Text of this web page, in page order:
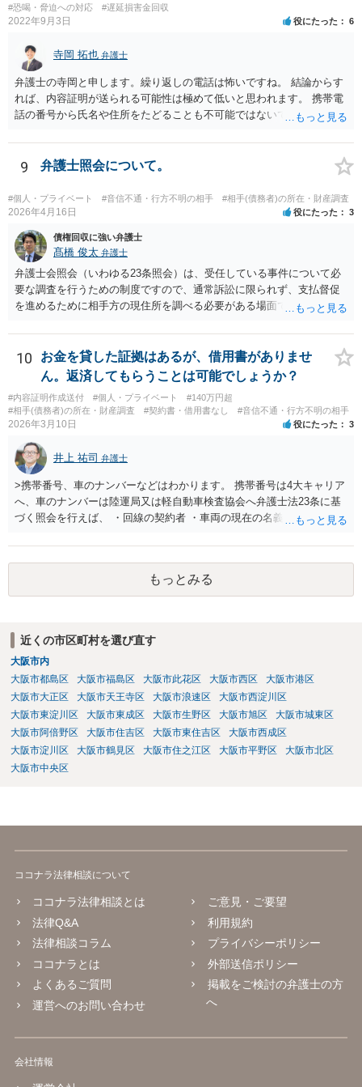
#恐喝・脅迫への対応
#遅延損害金回収
2022年9月3日 役にたった 6
寺岡 拓也 弁護士
弁護士の寺岡と申します。繰り返しの電話は怖いですね。 結論からす
れば、内容証明が送られる可能性は極めて低いと思われます。 携帯電
話の番号から氏名や住所をたどることも不可能ではないですが、発生
弁護士に依頼してそこまでしても結局のところ弁護士費用の方がかさ
み、費用倒れとなってしまいます。 おそらくはキャンセルされた腹い
せとして一種の捨て台詞的に「弁護士」や「内容証明」という言葉を
使っているのでしょう。 可能性という言葉を使う以上、ゼロとは言え
ませんが、気に病む必要はないと思われます。
9 弁護士照会について。
#個人・プライベート #音信不通・行方不明の相手 #相手(債務者)の所在・財産調査
2026年4月16日 役にたった 3
債権回収に強い弁護士
髙橋 俊太 弁護士
弁護士会照会（いわゆる23条照会）は、受任している事件について必
要な調査を行うための制度ですので、通常訴訟に限られず、支払督促
を進めるために相手方の現住所を調べる必要がある場面でも利用が検
は「住所調査だけ単体」で依頼するものではなく、支払督促申立てな
どの事件そのものを弁護士に依頼した上で、その事件処理の一環とし
て行う必要があります。また、23条照会をかければ必ず住所が判明す
るとは限りません。どの情報を手掛かりに、どこに照会するか、照会
先が回答に応じるかによって結果は変わります。したがって、支払督
促の段階でも利用は可能だが、成功するかは事案次第ということにな
護士に「支払督促申立てを前提に住所調査もお願いしたい」と相談す
るのがよいと思われます。
10
お金を貸した証拠はあるが、借用書がありませ
ん。返済してもらうことは可能でしょうか？
#内容証明作成送付 #個人・プライベート
#140万円超
#相手(債務者)の所在・財産調査
#契約書・借用書なし #音信不通・行方不明の相手
2026年3月10日 役にたった 3
井上 祐司 弁護士
>携帯番号、車のナンバーなどはわかります。 携帯番号は4大キャリア
へ、車のナンバーは陸運局又は軽自動車検査協会へ弁護士法23条に基
づく照会を行えば、 ・回線の契約者 ・車両の現在の名義人 は、分か
義人であれば住所の特定につながりますが、 ・元彼・元カノ名義の回
線を使用している ・友人の車を借りたり名義残りのまま使用している
場合が稀にあり、この場合は照会しても住所の特定ができない場合も
しばしば存在します。 なお、貸金返還請求事件の受任を前提とせず弁
もっとみる
近くの市区町村を選び直す
大阪市内
大阪市都島区
大阪市福島区 大阪市此花区 大阪市西区
大阪市港区
大阪市大正区
大阪市天王寺区 大阪市浪速区
大阪市西淀川区
大阪市東淀川区
大阪市東成区 大阪市生野区 大阪市旭区
大阪市城東区
大阪市阿倍野区
大阪市住吉区 大阪市東住吉区
大阪市西成区
大阪市淀川区
大阪市鶴見区 大阪市住之江区 大阪市平野区
大阪市北区
大阪市中央区
ココナラ法律相談について
ココナラ法律相談とは
法律Q&A
法律相談コラム
ココナラとは
よくあるご質問
運営へのお問い合わせ
ご意見・ご要望
利用規約
プライバシーポリシー
外部送信ポリシー
掲載をご検討の弁護士の方
へ
会社情報